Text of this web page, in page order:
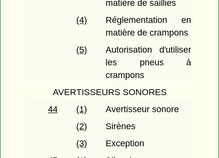
matière de saillies
(4)
Réglementation en
matière de crampons
(5)
Autorisation d'utiliser
les pneus à
crampons
AVERTISSEURS SONORES
44
(1)
Avertisseur sonore
(2)
Sirènes
(3)
Exception